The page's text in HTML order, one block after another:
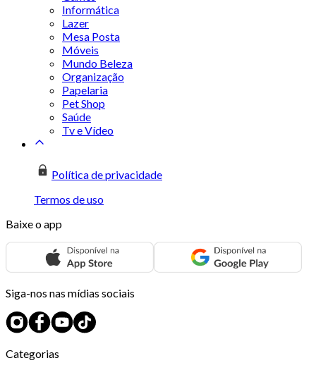
Informática
Lazer
Mesa Posta
Móveis
Mundo Beleza
Organização
Papelaria
Pet Shop
Saúde
Tv e Vídeo
Política de privacidade
Termos de uso
Baixe o app
Siga-nos nas mídias sociais
Categorias